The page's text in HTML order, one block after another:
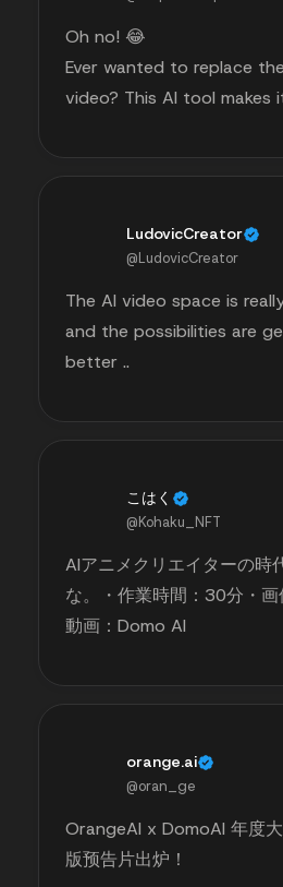
Oh no! 😂
Ever wanted to replace
video? This AI tool makes
LudovicCreator
@LudovicCreator
The AI video space is
and the possibilities are
better ..
こはく
@Kohaku_NFT
AIアニメクリエイターの時
な。・作業時間：30分・画
動画：Domo AI
orange.ai
@oran_ge
OrangeAI x DomoAI 年度
版预告片出炉！